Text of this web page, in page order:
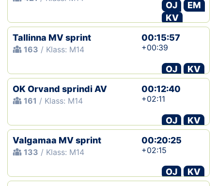
OJ
EM
KV
Tallinna MV sprint
163 / Klass: M14
00:15:57
+00:39
OJ
KV
OK Orvand sprindi AV
161 / Klass: M14
00:12:40
+02:11
OJ
KV
Valgamaa MV sprint
133 / Klass: M14
00:20:25
+02:15
OJ
KV